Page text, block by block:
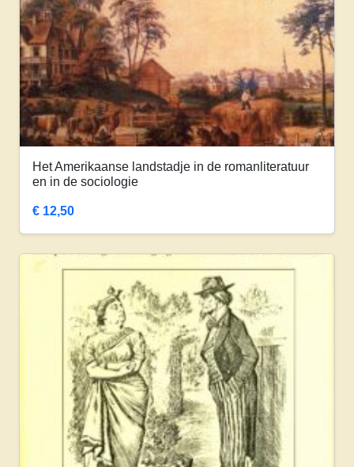
Het Amerikaanse landstadje in de romanliteratuur
en in de sociologie
€ 12,50